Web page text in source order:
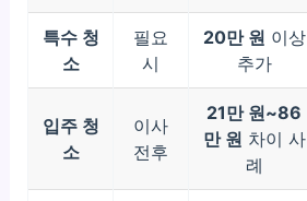
특수 청
소
필요
시
20만 원 이상
추가
입주 청
소
이사
전후
21만 원~86
만 원 차이 사
례